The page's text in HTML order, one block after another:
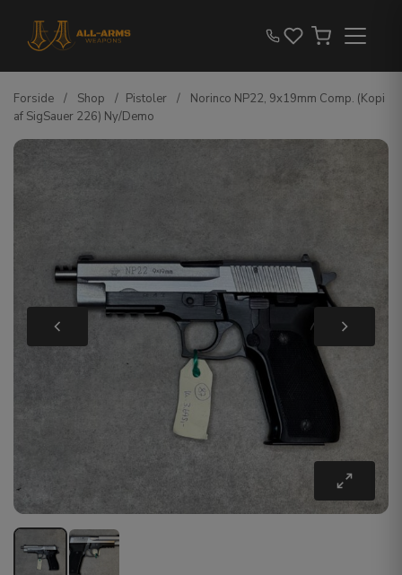
Forside / Shop / Pistoler /
Norinco NP22, 9x19mm Comp. (Kopi
af SigSauer 226) Ny/Demo